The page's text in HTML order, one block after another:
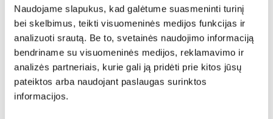
Naudojame slapukus, kad galėtume suasmeninti turinį
bei skelbimus, teikti visuomeninės medijos funkcijas ir
analizuoti srautą. Be to, svetainės naudojimo informaciją
bendriname su visuomeninės medijos, reklamavimo ir
analizės partneriais, kurie gali ją pridėti prie kitos jūsų
pateiktos arba naudojant paslaugas surinktos
informacijos.
PURŠKIAMA CINKO DANGA
PERFECT 400ML
Peržiūrėti
PURŠKIAMAS RŪDŽIŲ SURIŠĖJAS